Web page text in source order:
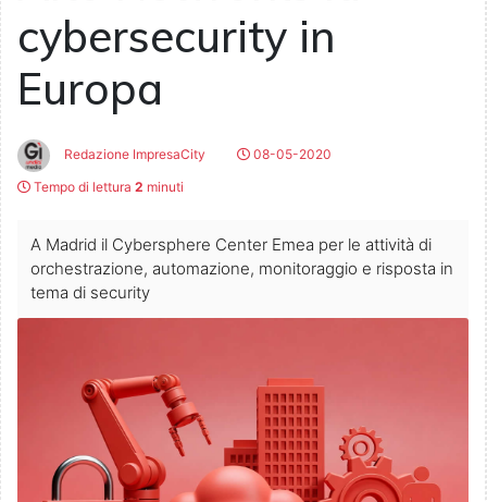
cybersecurity in
Europa
Redazione ImpresaCity
08-05-2020
Tempo di lettura 2 minuti
A Madrid il Cybersphere Center Emea per le attività di
orchestrazione, automazione, monitoraggio e risposta in
tema di security